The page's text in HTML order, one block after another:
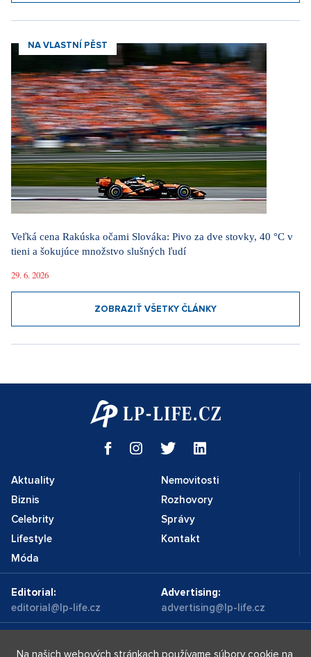
NA VLASTNÍ PĚST
Veľká cena Rakúska očami Slováka: Pivo za dve stovky, 40 °C v
tieni a šokujúce množstvo slušných ľudí
29. 6. 2026
ZOBRAZIŤ VŠETKY ČLÁNKY
Aktuality
Biznis
Celebrity
Lifestyle
Móda
Nemovitosti
Rozhovory
Správy
Kontakt
Editorial:
editorial@lp-life.cz
Advertising:
advertising@lp-life.cz
Na našich webových stránkach používame súbory cookie na